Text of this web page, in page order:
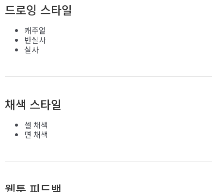
드로잉 스타일
캐주얼
반실사
실사
채색 스타일
셀 채색
면 채색